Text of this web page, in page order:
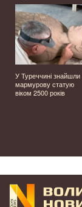
У Туреччині знайшли
мармурову статую
віком 2500 років